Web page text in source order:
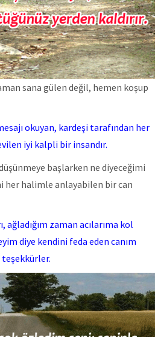
sana gülen değil, hemen koşup
okuyan, kardeşi tarafından her
iyi kalpli bir insandır.
başlarken ne diyeceğimi
her halimle anlayabilen bir can
zaman acılarıma kol
diye kendini feda eden canım
teşekkürler.